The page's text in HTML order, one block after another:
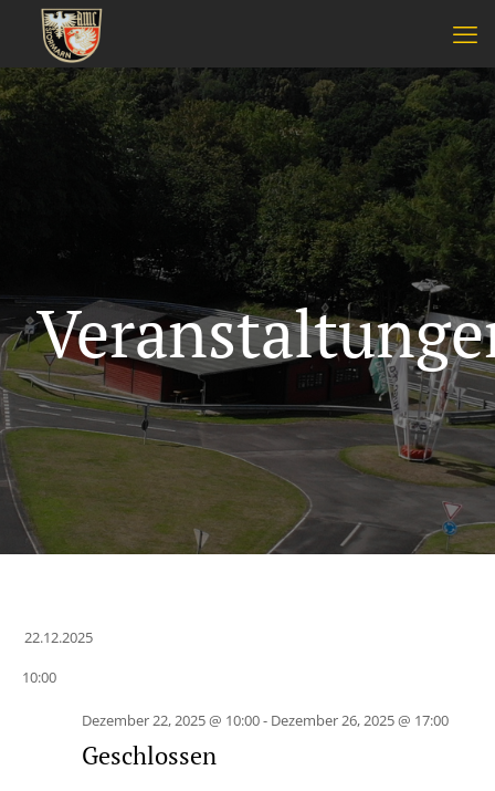
22.12.2025
wählen.
10:00
Dezember 22, 2025 @ 10:00- Dezember 26, 2025 @ 17:00
Geschlossen